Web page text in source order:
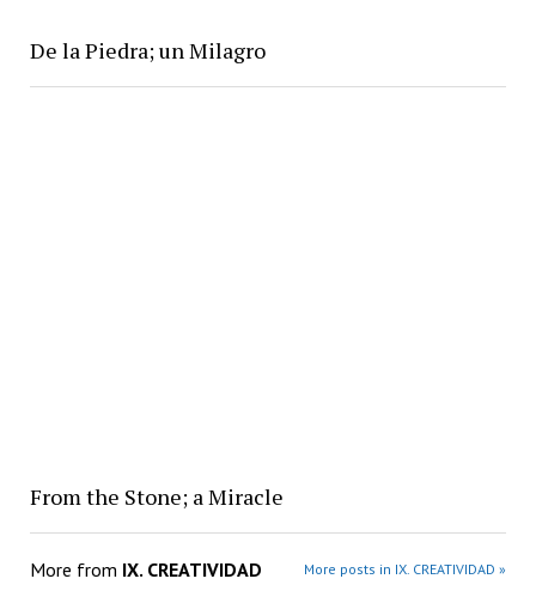
De la Piedra; un Milagro
From the Stone; a Miracle
More from IX. CREATIVIDAD More posts in IX. CREATIVIDAD »